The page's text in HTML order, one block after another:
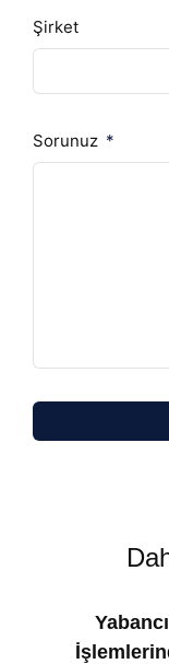
Şirket
Sorunuz